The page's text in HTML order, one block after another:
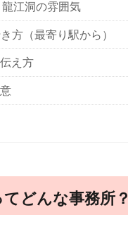
江洞の雰囲気
方（最寄り駅から）
え方
どんな事務所？